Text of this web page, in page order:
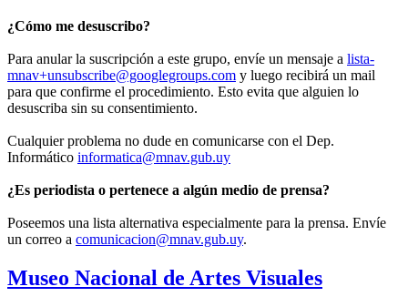
¿Cómo me desuscribo?
Para anular la suscripción a este grupo, envíe un mensaje a lista-
mnav+unsubscribe@googlegroups.com y luego recibirá un mail
para que confirme el procedimiento. Esto evita que alguien lo
desuscriba sin su consentimiento.
Cualquier problema no dude en comunicarse con el Dep.
Informático informatica@mnav.gub.uy
¿Es periodista o pertenece a algún medio de prensa?
Poseemos una lista alternativa especialmente para la prensa. Envíe
un correo a comunicacion@mnav.gub.uy.
Museo Nacional de Artes Visuales